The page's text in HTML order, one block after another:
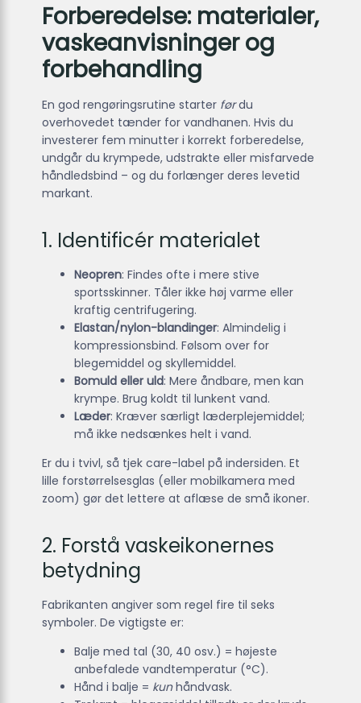
Forberedelse: materialer,
vaskeanvisninger og
forbehandling
En god rengøringsrutine starter førdu
overhovedet tænder for vandhanen. Hvis du
investerer fem minutter i korrekt forberedelse,
undgår du krympede, udstrakte eller misfarvede
håndledsbind – og du forlænger deres levetid
markant.
1. Identificér materialet
Neopren: Findes ofte i mere stive
sportsskinner. Tåler ikke høj varme eller
kraftig centrifugering.
Elastan/nylon-blandinger: Almindelig i
kompressionsbind. Følsom over for
blegemiddel og skyllemiddel.
Bomuld eller uld: Mere åndbare, men kan
krympe. Brug koldt til lunkent vand.
Læder: Kræver særligt læderplejemiddel;
må ikke nedsænkes helt i vand.
Er du i tvivl, så tjek care-label på indersiden. Et
lille forstørrelsesglas (eller mobilkamera med
zoom) gør det lettere at aflæse de små ikoner.
2. Forstå vaskeikonernes
betydning
Fabrikanten angiver som regel fire til seks
symboler. De vigtigste er:
Balje med tal (30, 40 osv.) = højeste
anbefalede vandtemperatur (°C).
Hånd i balje = kunhåndvask.